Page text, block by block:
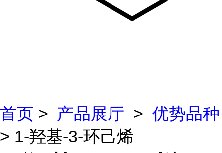
首页 > 产品展厅 > 优势品种
> 1-羟基-3-环己烯